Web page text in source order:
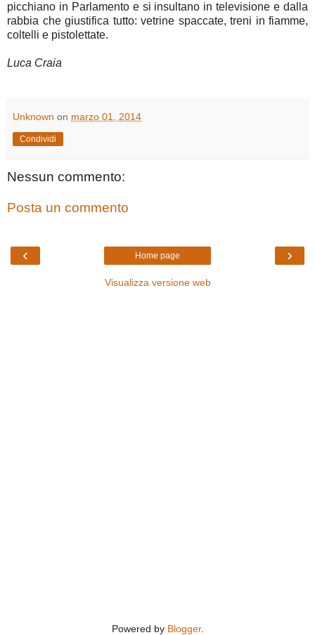
picchiano in Parlamento e si insultano in televisione e dalla
rabbia che giustifica tutto: vetrine spaccate, treni in fiamme,
coltelli e pistolettate.
Luca Craia
Unknown on marzo 01, 2014
Condividi
Nessun commento:
Posta un commento
‹ ›
Home page
Visualizza versione web
Powered by Blogger.